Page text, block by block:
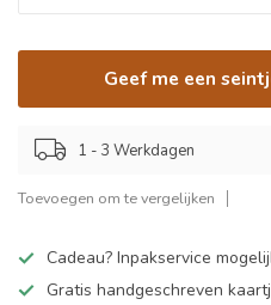
Geef me een
1 - 3 Werkdagen
Toevoegen om te vergelijken
Cadeau? Inpakservice
Gratis handgeschreven